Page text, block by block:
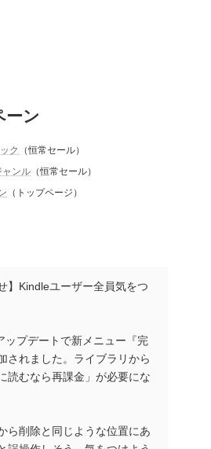
ーン
ク
（恒常セール）
ャンル （恒常セール）
（トップページ）
】Kindleユーザー全員気をつ
ップデートで新メニュー『完
されました。ライブラリから
読むなら再課金」が必要にな
ら削除と同じような位置にあ